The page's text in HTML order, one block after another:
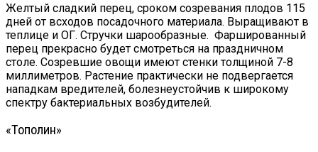
Желтый сладкий перец, сроком созревания плодов 115
дней от всходов посадочного материала. Выращивают в
теплице и ОГ. Стручки шарообразные. Фаршированный
перец прекрасно будет смотреться на праздничном
столе. Созревшие овощи имеют стенки толщиной 7-8
миллиметров. Растение практически не подвергается
нападкам вредителей, болезнеустойчив к широкому
спектру бактериальных возбудителей.
«Тополин»